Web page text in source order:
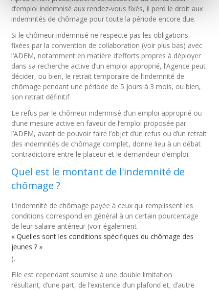
d’emploi indemnisé aux rendez-vous fixés, il perd le droit aux
indemnités de chômage pour toute la période encore due.
Si le chômeur indemnisé ne respecte pas les obligations
fixées par la convention de collaboration (voir plus bas) avec
l’ADEM, notamment en matière d’efforts propres à déployer
dans sa recherche active d’un emploi approprié, l’Agence peut
décider, ou bien, le retrait temporaire de l’indemnité de
chômage pendant une période de 5 jours à 3 mois, ou bien,
son retrait définitif.
Le refus par le chômeur indemnisé d’un emploi approprié ou
d’une mesure active en faveur de l’emploi proposée par
l’ADEM, avant de pouvoir faire l’objet d’un refus ou d’un retrait
des indemnités de chômage complet, donne lieu à un débat
contradictoire entre le placeur et le demandeur d’emploi.
Quel est le montant de l'indemnité de
chômage ?
L’indemnité de chômage payée à ceux qui remplissent les
conditions correspond en général à un certain pourcentage
de leur salaire antérieur (voir également
« Quelles sont les conditions spécifiques du chômage des
jeunes ? »
).
Elle est cependant soumise à une double limitation
résultant, d’une part, de l’existence d’un plafond et, d’autre